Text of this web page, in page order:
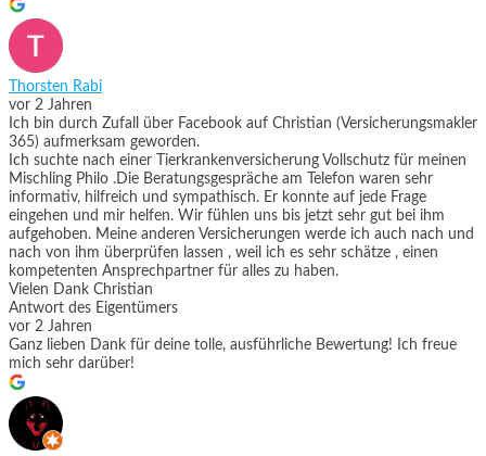
Thorsten Rabi
vor 2 Jahren
Ich bin durch Zufall über Facebook auf Christian (Versicherungsmakler
365) aufmerksam geworden.
Ich suchte nach einer Tierkrankenversicherung Vollschutz für meinen
Mischling Philo .Die Beratungsgespräche am Telefon waren sehr
informativ, hilfreich und sympathisch. Er konnte auf jede Frage
eingehen und mir helfen. Wir fühlen uns bis jetzt sehr gut bei ihm
aufgehoben. Meine anderen Versicherungen werde ich auch nach und
nach von ihm überprüfen lassen , weil ich es sehr schätze , einen
kompetenten Ansprechpartner für alles zu haben.
Vielen Dank Christian
Antwort des Eigentümers
vor 2 Jahren
Ganz lieben Dank für deine tolle, ausführliche Bewertung! Ich freue
mich sehr darüber!